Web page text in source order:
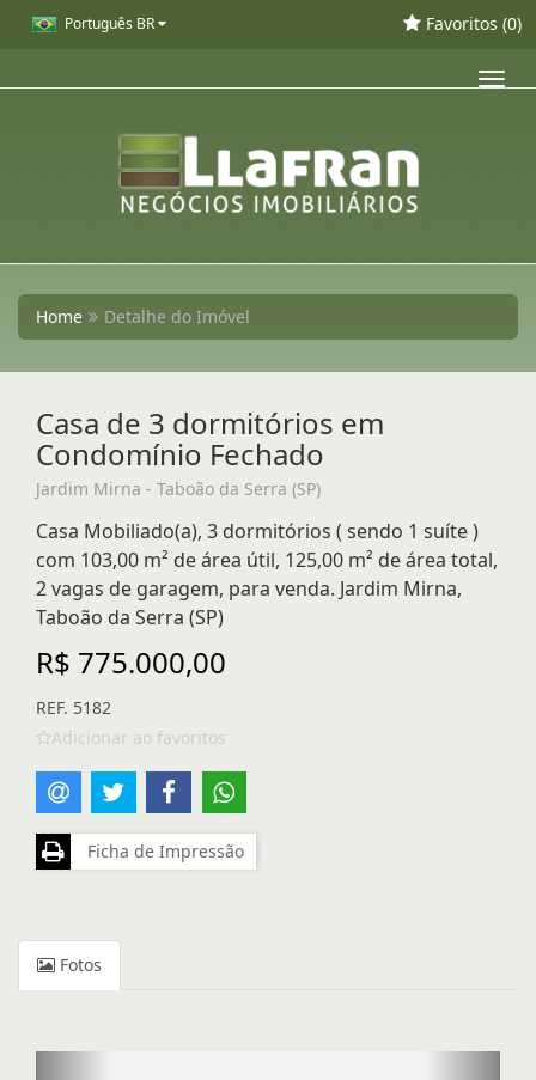
Português BR Favoritos (0)
Home Detalhe do Imóvel
Casa de 3 dormitórios em
Condomínio Fechado
Jardim Mirna - Taboão da Serra (SP)
Casa Mobiliado(a), 3 dormitórios ( sendo 1 suíte )
com 103,00 m² de área útil, 125,00 m² de área total,
2 vagas de garagem, para venda. Jardim Mirna,
Taboão da Serra (SP)
R$ 775.000,00
REF. 5182
Adicionar ao favoritos
Ficha de Impressão
Fotos